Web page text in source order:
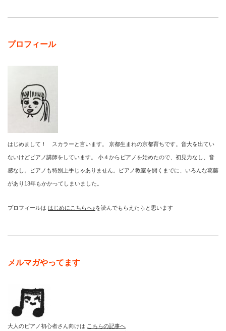
プロフィール
はじめまして！ スカラーと言います。 京都生まれの京都育ちです。音大を出てい
ないけどピアノ講師をしています。 小４からピアノを始めたので、初見力なし、音
感なし。ピアノも特別上手じゃありません。ピアノ教室を開くまでに、いろんな葛藤
があり13年もかかってしまいました。
プロフィールは はじめにこちらへ♪を読んでもらえたらと思います
メルマガやってます
大人のピアノ初心者さん向けは こちらの記事へ